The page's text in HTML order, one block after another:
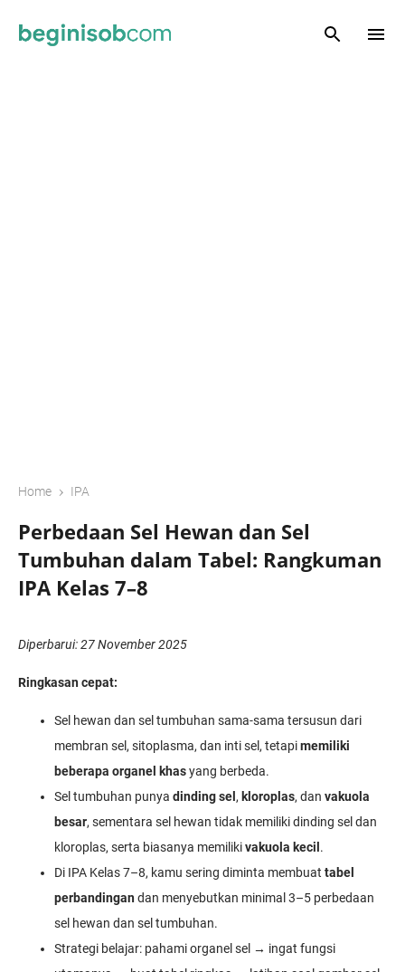
Home › IPA
Perbedaan Sel Hewan dan Sel
Tumbuhan dalam Tabel: Rangkuman
IPA Kelas 7–8
Diperbarui: 27 November 2025
Ringkasan cepat:
Sel hewan dan sel tumbuhan sama-sama tersusun dari
membran sel, sitoplasma, dan inti sel, tetapimemiliki
beberapa organel khasyang berbeda.
Sel tumbuhan punya dinding sel , kloroplas, dan vakuola
besar, sementara sel hewan tidak memiliki dinding sel dan
kloroplas, serta biasanya memilikivakuola kecil .
Di IPA Kelas 7–8, kamu sering diminta membuat tabel
perbandingandan menyebutkan minimal 3–5 perbedaan
sel hewan dan sel tumbuhan.
Strategi belajar: pahami organel sel → ingat fungsi